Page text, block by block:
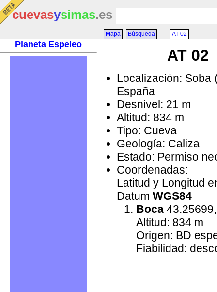
cuevasysimas.es
Planeta Espeleo
Mapa Búsqueda AT 02
AT 02
Localización: Soba
España
Desnivel: 21 m
Altitud: 834 m
Tipo: Cueva
Geología: Caliza
Estado: Permiso
Coordenadas:
Latitud y Longitud
Datum WGS84
Boca
Altitud: 834 m
Origen: BD
Fiabilidad: